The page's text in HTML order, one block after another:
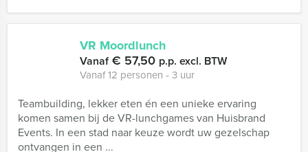
VR Moordlunch
Vanaf€ 57,50 p.p. excl. BTW
Vanaf 12 personen ‐ 3 uur
Teambuilding, lekker eten én een unieke ervaring
komen samen bij de VR-lunchgames van Huisbrand
Events. In een stad naar keuze wordt uw gezelschap
ontvangen in een ...